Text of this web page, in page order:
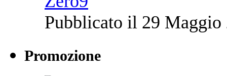
Pubblicato il 29 Maggio
Promozione